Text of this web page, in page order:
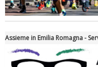
Tiziano Pesce nel Cda di
Roma
Assieme in Emilia Romagna -